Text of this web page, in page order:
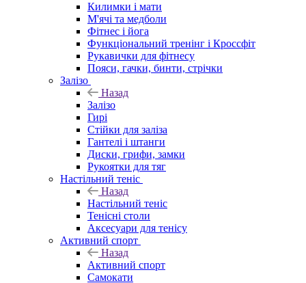
Килимки і мати
М'ячі та медболи
Фітнес і йога
Функціональний тренінг і Кроссфіт
Рукавички для фітнесу
Пояси, гачки, бинти, стрічки
Залізо
Назад
Залізо
Гирі
Стійки для заліза
Гантелі і штанги
Диски, грифи, замки
Рукоятки для тяг
Настільний теніс
Назад
Настільний теніс
Тенісні столи
Аксесуари для тенісу
Активний спорт
Назад
Активний спорт
Самокати